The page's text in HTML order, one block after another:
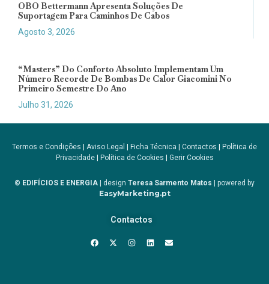
OBO Bettermann Apresenta Soluções De
Suportagem Para Caminhos De Cabos
Agosto 3, 2026
“Masters” Do Conforto Absoluto Implementam Um
Número Recorde De Bombas De Calor Giacomini No
Primeiro Semestre Do Ano
Julho 31, 2026
Termos e Condições | Aviso Legal | Ficha Técnica | Contactos | Política de
Privacidade| Política de Cookies | Gerir Cookies
© EDIFÍCIOS E ENERGIA | design Teresa Sarmento Matos | powered by
EasyMarketing.pt
Contactos